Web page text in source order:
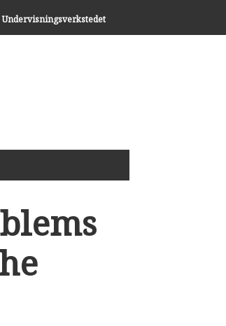
Undervisningsverkstedet